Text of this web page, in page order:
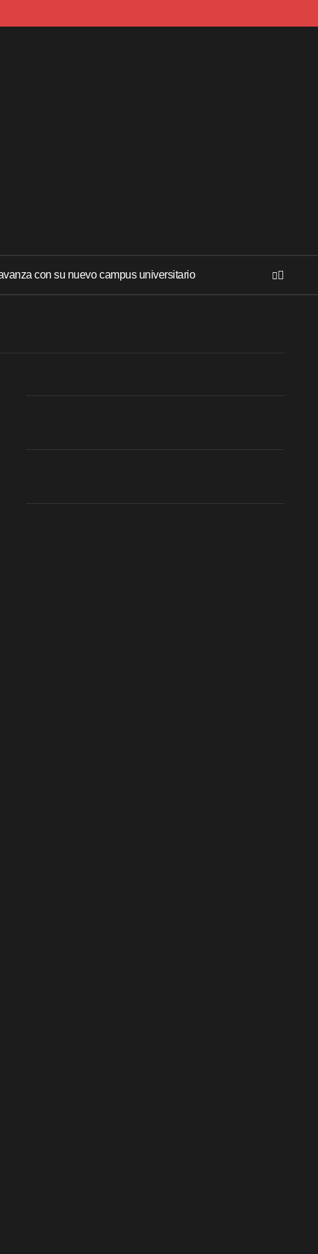
con su nuevo campus universitario